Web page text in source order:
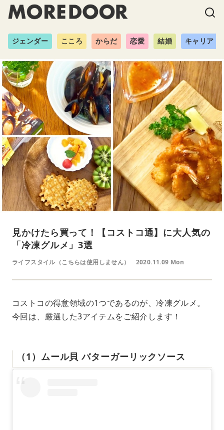
ジェンダー こころ からだ 恋愛 結婚 キャリア
見かけたら買って！【コストコ通】に大人気の
「冷凍グルメ」3選
ライフスタイル（こちらは使用しません） 2020.11.09 Mon
コストコの得意領域の1つであるのが、冷凍グルメ。
今回は、厳選した3アイテムをご紹介します！
（1）ムール貝 バターガーリックソース